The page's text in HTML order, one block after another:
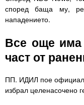
според баща му,
нападението.
Все още има
част от
ПП. ИДИЛ пое
избрал целенасочено